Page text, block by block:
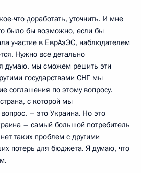
доработать, уточнить. И мне
было бы возможно, если бы
участие в ЕврАзЭС, наблюдателем
Нужно все детально
думаю, мы сможем решить эти
государствами СНГ мы
соглашения по этому вопросу.
с которой мы
вопрос, – это Украина. Но это
– самый большой потребитель
таких проблем с другими
потерь для бюджета. Я думаю, что